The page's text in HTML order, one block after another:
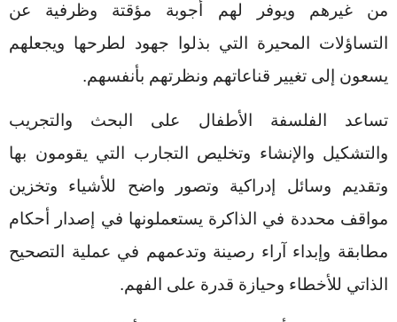
من غيرهم ويوفر لهم أجوبة مؤقتة وظرفية عن
التساؤلات المحيرة التي بذلوا جهود لطرحها ويجعلهم
يسعون إلى تغيير قناعاتهم ونظرتهم بأنفسهم.
تساعد الفلسفة الأطفال على البحث والتجريب
والتشكيل والإنشاء وتخليص التجارب التي يقومون بها
وتقديم وسائل إدراكية وتصور واضح للأشياء وتخزين
مواقف محددة في الذاكرة يستعملونها في إصدار أحكام
مطابقة وإبداء آراء رصينة وتدعمهم في عملية التصحيح
الذاتي للأخطاء وحيازة قدرة على الفهم.